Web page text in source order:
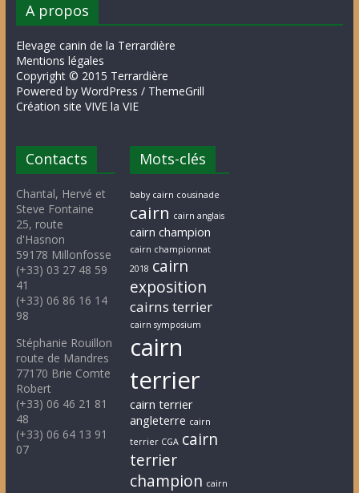
A propos
Elevage canin de la Terrardière
Mentions légales
Copyright © 2015 Terrardière
Powered by WordPress / ThemeGrill
Création site VIVE la VIE
Contacts
Chantal, Hervé et
Steve Fontaine
25, route
d'Hasnon
59178 Millonfosse
(+33) 03 27 48 59
41
(+33) 06 86 16 14
98
Stéphanie Rouillon
route de Mandres
77170 Brie Comte
Robert
(+33) 06 46 21 81
48
(+33) 06 64 13 91
07
Mots-clés
baby cairn cousinade
cairn cairn anglais
cairn champion
cairn championnat
2018 cairn
exposition
cairns terrier
cairn symposium
cairn
terrier
cairn terrier
angleterre cairn
terrier CGA cairn
terrier
champion cairn